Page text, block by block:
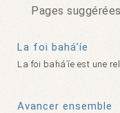
Pages
La foi bahá’íe
La foi bahá’íe est une
Avancer ensemble